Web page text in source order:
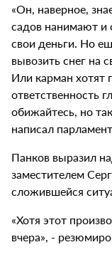
«Он, наверное,
садов нанимают и
свои деньги. Но
вывозить снег на
Или карман хотят
ответственность
обижайтесь, но
написал
Панков выразил
заместителем
сложившейся
«Хотя этот
вчера», -